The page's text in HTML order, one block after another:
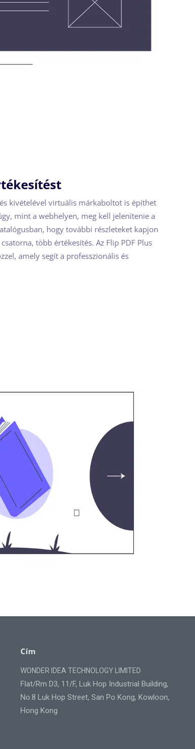
kivételével virtuális márkaboltot is építhet
mint a webhelyen, meg kell jelenítenie a
hogy további részleteket kapjon
több értékesítés. Az Flip PDF Plus
amely segít a professzionális és
Cím
WONDER IDEA TECHNOLOGY LIMITED
Flat/Rm D3, 11/F, Luk Hop Industrial Building,
No.8 Luk Hop Street, San Po Kong, Kowloon,
Hong Kong